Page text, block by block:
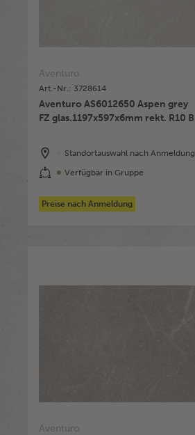
Aventuro
Art.-Nr.: 3728614
Aventuro AS6012650 Aspen grey
FZ glas.1197x597x6mm rekt. R10 B
Standortauswahl nach Anmeldung
Verfügbar in Gruppe
Preise nach Anmeldung
Aventuro